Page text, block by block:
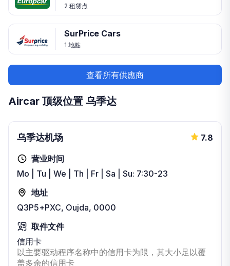
2 租赁点
SurPrice Cars
1 地點
查看所有供應商
Aircar 顶级位置 乌季达
乌季达机场 7.8
营业时间
Mo | Tu | We | Th | Fr | Sa | Su: 7:30-23
地址
Q3P5+PXC, Oujda, 0000
取件文件
信用卡
以主要驱动程序名称中的信用卡为限，其大小足以覆
盖多余的信用卡